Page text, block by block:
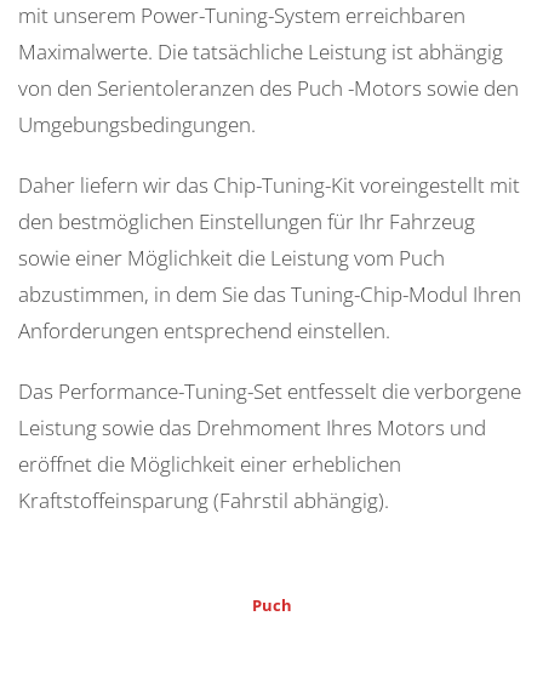
mit unserem Power-Tuning-System erreichbaren
Maximalwerte. Die tatsächliche Leistung ist abhängig
von den Serientoleranzen des Puch -Motors sowie den
Umgebungsbedingungen.
Daher liefern wir das Chip-Tuning-Kit voreingestellt mit
den bestmöglichen Einstellungen für Ihr Fahrzeug
sowie einer Möglichkeit die Leistung vom Puch
abzustimmen, in dem Sie das Tuning-Chip-Modul Ihren
Anforderungen entsprechend einstellen.
Das Performance-Tuning-Set entfesselt die verborgene
Leistung sowie das Drehmoment Ihres Motors und
eröffnet die Möglichkeit einer erheblichen
Kraftstoffeinsparung (Fahrstil abhängig).
Puch